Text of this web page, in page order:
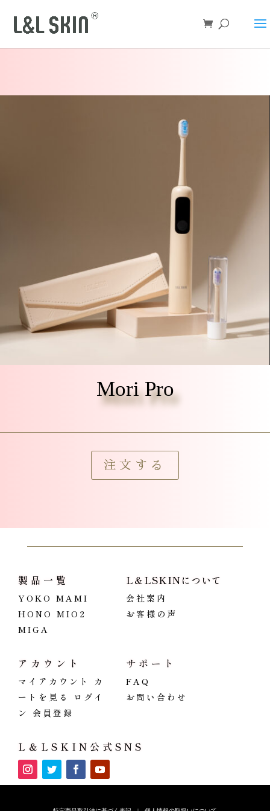
Mori Pro
注文する
製品一覧
YOKO MAMI
HONO MIO2
MIGA
L＆LSKINについて
会社案内
お客様の声
アカウント
マイアカウント
カ
ートを見る
ログイ
ン 会員登録
サポート
FAQ
お問い合わせ
L＆LSKIN公式SNS